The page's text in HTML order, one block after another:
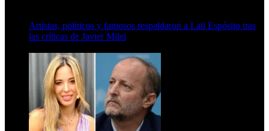
Artistas, políticos y famosos respaldaron a Lali Espósito tras
las críticas de Javier Milei